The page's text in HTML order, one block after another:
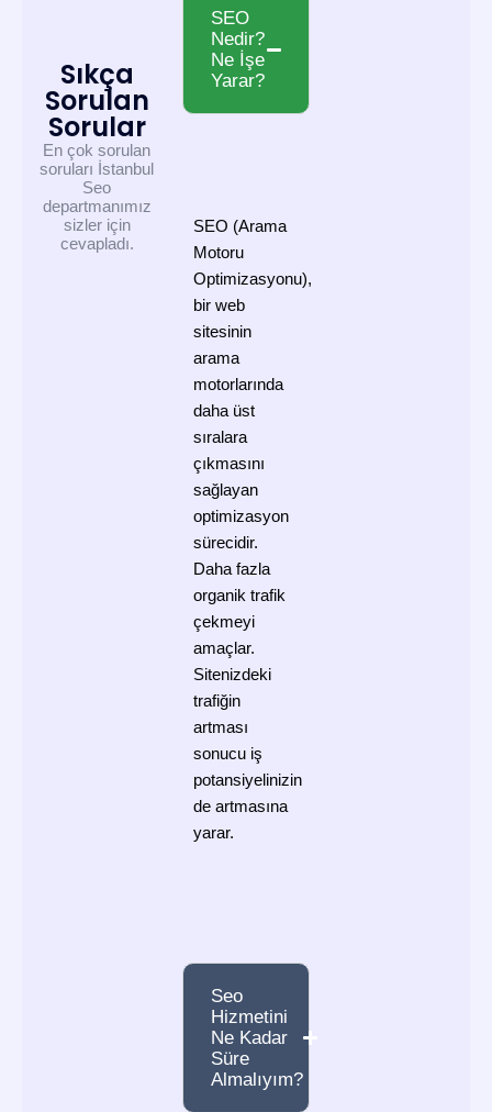
Sıkça
Sorulan
Sorular
En çok sorulan
soruları İstanbul
Seo
departmanımız
sizler için
cevapladı.
SEO
Nedir?
Ne İşe
Yarar?
SEO (Arama
Motoru
Optimizasyonu),
bir web
sitesinin
arama
motorlarında
daha üst
sıralara
çıkmasını
sağlayan
optimizasyon
sürecidir.
Daha fazla
organik trafik
çekmeyi
amaçlar.
Sitenizdeki
trafiğin
artması
sonucu iş
potansiyelinizin
de artmasına
yarar.
Seo
Hizmetini
Ne Kadar
Süre
Almalıyım?